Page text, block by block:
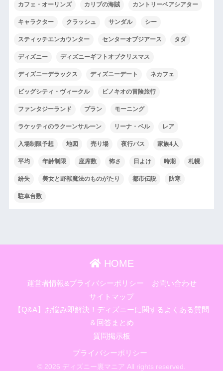
カフェ・オーリンズ カリブの海賊 カントリーベアシアター
キャラクター クラッシュ サンダル シー
スティッチエンカウンター センターオブジアース タダ
ディズニー ディズニーギフトオブクリスマス
ディズニーデラックス ディズニーデート ネカフェ
ビッグシティ・ヴィークル ピノキオの冒険旅行
ファンタジーランド プラン モーニング
ラケッティのラクーンサルーン リーナ・ベル レア
入場制限予想 地図 売り場 夜行バス 家族4人
平均 年齢制限 座席数 怖さ 日よけ 時期 札幌
紛失 美女と野獣魔法のものがたり 都市伝説 防寒
駐車台数
HOME
運営者情報&プライバシーポリシー
お問い合わせ
サイトマップ
【Q&A】お悩み即解決！ディズニーに関するよくある質問
＆回答まとめ
質問掲示板
プライバシーポリシー
© 2026 ディズニー裏マニア All rights reserved.